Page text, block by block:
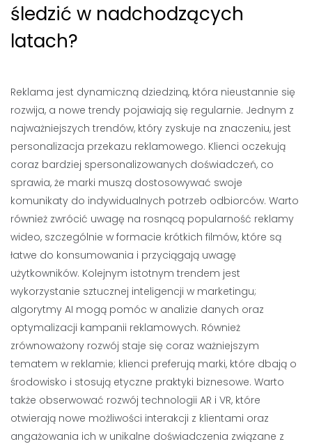
śledzić w nadchodzących
latach?
Reklama jest dynamiczną dziedziną, która nieustannie się
rozwija, a nowe trendy pojawiają się regularnie. Jednym z
najważniejszych trendów, który zyskuje na znaczeniu, jest
personalizacja przekazu reklamowego. Klienci oczekują
coraz bardziej spersonalizowanych doświadczeń, co
sprawia, że marki muszą dostosowywać swoje
komunikaty do indywidualnych potrzeb odbiorców. Warto
również zwrócić uwagę na rosnącą popularność reklamy
wideo, szczególnie w formacie krótkich filmów, które są
łatwe do konsumowania i przyciągają uwagę
użytkowników. Kolejnym istotnym trendem jest
wykorzystanie sztucznej inteligencji w marketingu;
algorytmy AI mogą pomóc w analizie danych oraz
optymalizacji kampanii reklamowych. Również
zrównoważony rozwój staje się coraz ważniejszym
tematem w reklamie; klienci preferują marki, które dbają o
środowisko i stosują etyczne praktyki biznesowe. Warto
także obserwować rozwój technologii AR i VR, które
otwierają nowe możliwości interakcji z klientami oraz
angażowania ich w unikalne doświadczenia związane z